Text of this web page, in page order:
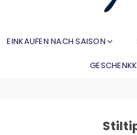
EINKAUFEN NACH SAISON